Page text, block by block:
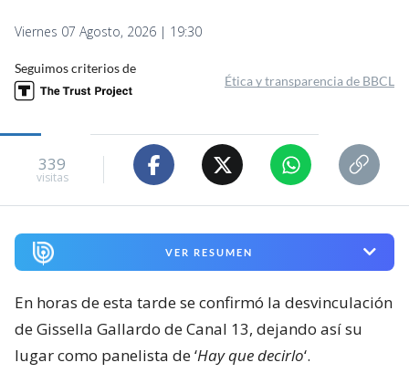
Viernes 07 Agosto, 2026 | 19:30
Seguimos criterios de
Ética y transparencia de BBCL
339
visitas
VER RESUMEN
En horas de esta tarde se confirmó la desvinculación
de Gissella Gallardo de Canal 13, dejando así su
lugar como panelista de ‘Hay que decirlo‘.